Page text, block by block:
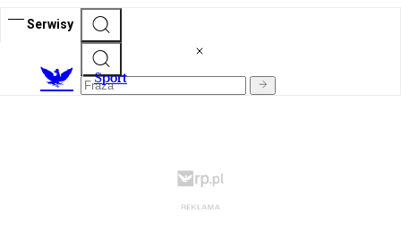
Serwisy
Sport